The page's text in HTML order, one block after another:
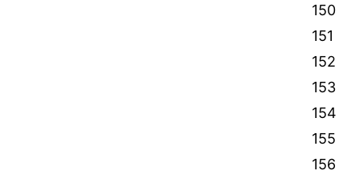
150
151
152
153
154
155
156